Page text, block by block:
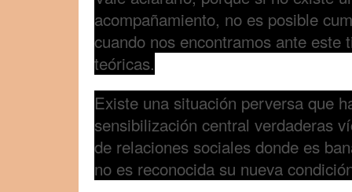
acompañamiento, no es posible
cuando nos encontramos ante este
teóricas.
Existe una situación perversa que
sensibilización central verdaderas
de relaciones sociales donde es
no es reconocida su nueva